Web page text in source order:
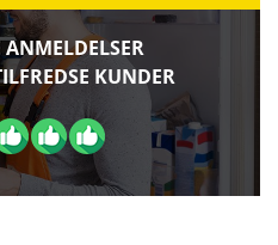
KUNDER